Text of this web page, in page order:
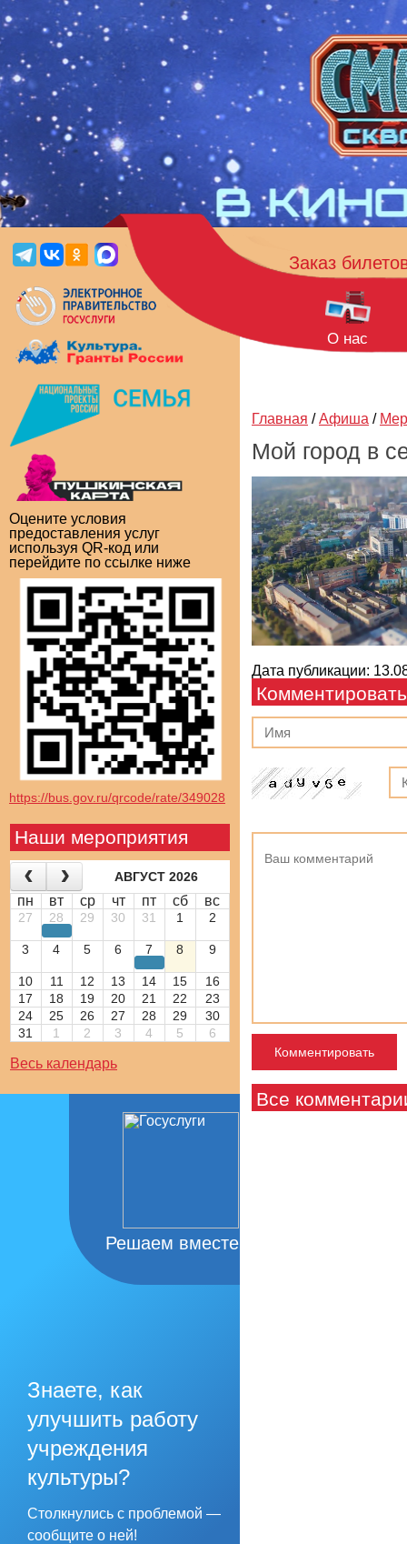
Оцените условия
предоставления услуг
используя QR-код или
перейдите по ссылке ниже
https://bus.gov.ru/qrcode/rate/349028
Наши мероприятия
АВГУСТ 2026
пн вт ср чт пт сб вс
27 28 29 30 31 1 2
3 4 5 6 7 8 9
10 11 12 13 14 15
16
17
18 19 20 21 22
23
24
25 26 27 28 29
30
31
1 2 3 4 5 6
Весь календарь
Решаем вместе
Знаете, как
улучшить работу
учреждения
культуры?
Столкнулись с проблемой —
сообщите о ней!
Заказ
О нас
Главная / Афиша /
Мой город в
Дата публикации:
Комментировать
Все